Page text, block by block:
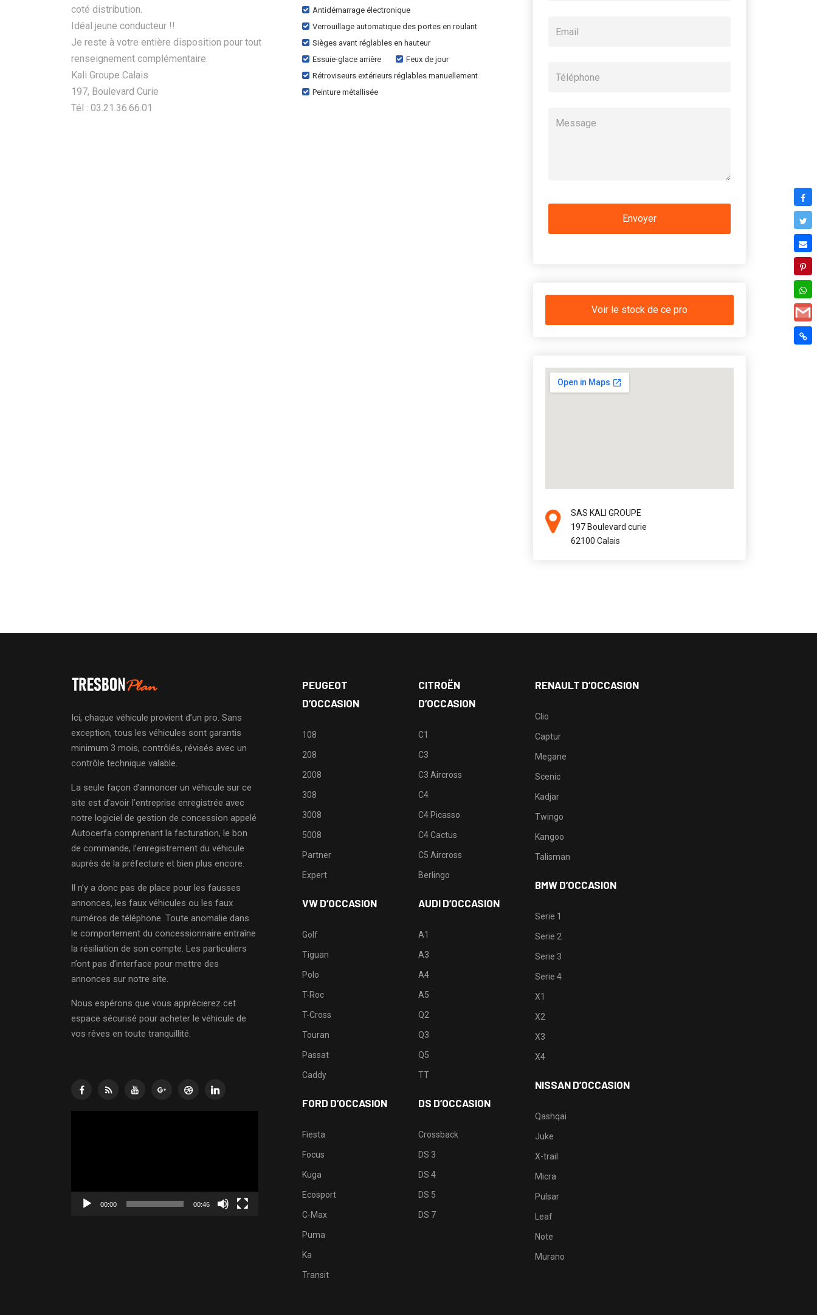
coté distribution.
Idéal jeune conducteur !!
Je reste à votre entière disposition pour tout
renseignement complémentaire.
Kali Groupe Calais
197, Boulevard Curie
Tél : 03.21.36.66.01
Antidémarrage électronique
Verrouillage automatique des portes en roulant
Sièges avant réglables en hauteur
Essuie-glace arrière
Feux de jour
Rétroviseurs extérieurs réglables manuellement
Peinture métallisée
Voir le stock de ce pro
SAS KALI GROUPE
197 Boulevard curie
62100 Calais
Ici, chaque véhicule provient d’un pro. Sans
exception, tous les véhicules sont garantis
minimum 3 mois, contrôlés, révisés avec un
contrôle technique valable.
La seule façon d’annoncer un véhicule sur ce
site est d’avoir l’entreprise enregistrée avec
notre logiciel de gestion de concession appelé
Autocerfa comprenant la facturation, le bon
de commande, l’enregistrement du véhicule
auprès de la préfecture et bien plus encore.
Il n’y a donc pas de place pour les fausses
annonces, les faux véhicules ou les faux
numéros de téléphone. Toute anomalie dans
le comportement du concessionnaire entraîne
la résiliation de son compte. Les particuliers
n’ont pas d’interface pour mettre des
annonces sur notre site.
Nous espérons que vous apprécierez cet
espace sécurisé pour acheter le véhicule de
vos rêves en toute tranquillité.
00:00 00:46
PEUGEOT
D’OCCASION
108
208
2008
308
3008
5008
Partner
Expert
VW D’OCCASION
Golf
Tiguan
Polo
T-Roc
T-Cross
Touran
Passat
Caddy
FORD D’OCCASION
Fiesta
Focus
Kuga
Ecosport
C-Max
Puma
Ka
Transit
CITROËN
D’OCCASION
C1
C3
C3 Aircross
C4
C4 Picasso
C4 Cactus
C5 Aircross
Berlingo
AUDI D’OCCASION
A1
A3
A4
A5
Q2
Q3
Q5
TT
DS D’OCCASION
Crossback
DS 3
DS 4
DS 5
DS 7
RENAULT D’OCCASION
Clio
Captur
Megane
Scenic
Kadjar
Twingo
Kangoo
Talisman
BMW D’OCCASION
Serie 1
Serie 2
Serie 3
Serie 4
X1
X2
X3
X4
NISSAN D’OCCASION
Qashqai
Juke
X-trail
Micra
Pulsar
Leaf
Note
Murano